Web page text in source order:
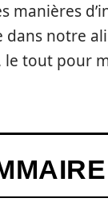
manières
dans notre
tout pour